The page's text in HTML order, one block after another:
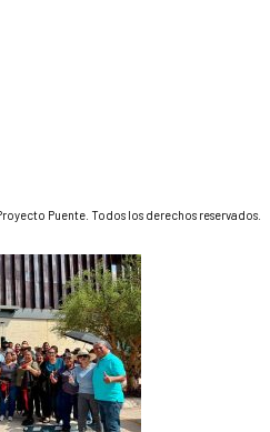
Puente. Todos los derechos reservados.